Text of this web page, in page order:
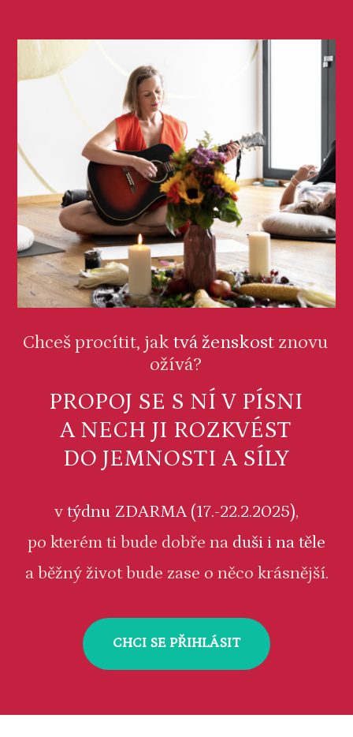
Chceš procítit, jaktvá ženskost znovu
ožívá?
PROPOJ SE S NÍ V PÍSNI
A NECH JI ROZKVÉST
DO JEMNOSTI A SÍLY
v týdnu ZDARMA (17.-22.2.2025),
po kterém ti bude dobře na duši i na těle
a běžný život bude zase o něco krásnější.
CHCI SE PŘIHLÁSIT